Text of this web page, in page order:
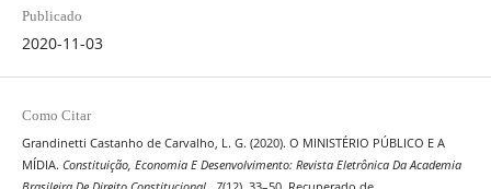
Publicado
2020-11-03
Como Citar
Grandinetti Castanho de Carvalho, L. G. (2020). O MINISTÉRIO PÚBLICO E A
MÍDIA. Constituição, Economia E Desenvolvimento: Revista Eletrônica Da Academia